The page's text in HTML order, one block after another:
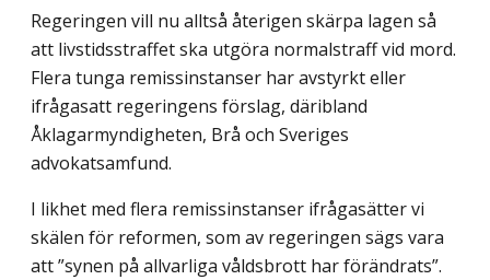
Regeringen vill nu alltså återigen skärpa lagen så
att livstidsstraffet ska utgöra normalstraff vid mord.
Flera tunga remissinstanser har avstyrkt eller
ifrågasatt regeringens förslag, däribland
Åklagarmyndigheten, Brå och Sveriges
advokatsamfund.
I likhet med flera remissinstanser ifrågasätter vi
skälen för reformen, som av regeringen sägs vara
att ”synen på allvarliga våldsbrott har förändrats”.